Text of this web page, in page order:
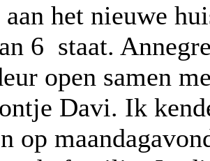
het nieuwe
6 staat.
open samen
Davi. Ik
op